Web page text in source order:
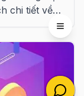
chi tiết về
giữa CEX và
các thảm họa